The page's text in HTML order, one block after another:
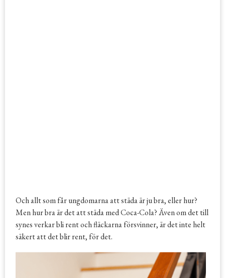
Och allt som får ungdomarna att städa är ju bra, eller hur?
Men hur bra är det att städa med Coca-Cola? Även om det till
synes verkar bli rent och fläckarna försvinner, är det inte helt
säkert att det blir rent, för det.